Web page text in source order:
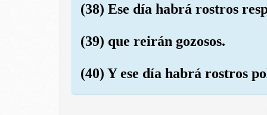
(38) Ese día habrá rostros
(39) que reirán gozosos.
(40) Y ese día habrá rostros